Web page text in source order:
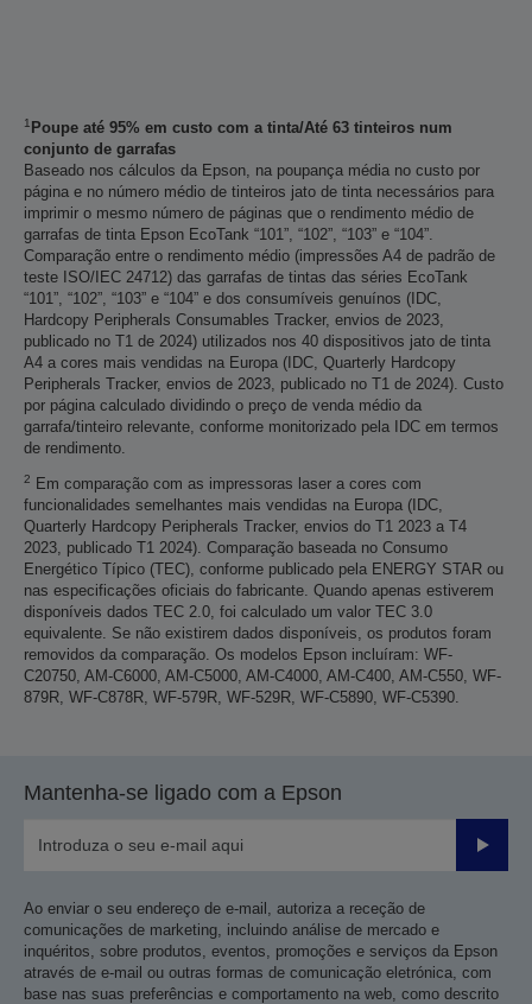
1 Poupe até 95% em custo com a tinta/Até 63 tinteiros num
conjunto de garrafas
Baseado nos cálculos da Epson, na poupança média no custo por
página e no número médio de tinteiros jato de tinta necessários para
imprimir o mesmo número de páginas que o rendimento médio de
garrafas de tinta Epson EcoTank “101”, “102”, “103” e “104”.
Comparação entre o rendimento médio (impressões A4 de padrão de
teste ISO/IEC 24712) das garrafas de tintas das séries EcoTank
“101”, “102”, “103” e “104” e dos consumíveis genuínos (IDC,
Hardcopy Peripherals Consumables Tracker, envios de 2023,
publicado no T1 de 2024) utilizados nos 40 dispositivos jato de tinta
A4 a cores mais vendidas na Europa (IDC, Quarterly Hardcopy
Peripherals Tracker, envios de 2023, publicado no T1 de 2024). Custo
por página calculado dividindo o preço de venda médio da
garrafa/tinteiro relevante, conforme monitorizado pela IDC em termos
de rendimento.
2
Em comparação com as impressoras laser a cores com
funcionalidades semelhantes mais vendidas na Europa (IDC,
Quarterly Hardcopy Peripherals Tracker, envios do T1 2023 a T4
2023, publicado T1 2024). Comparação baseada no Consumo
Energético Típico (TEC), conforme publicado pela ENERGY STAR ou
nas especificações oficiais do fabricante. Quando apenas estiverem
disponíveis dados TEC 2.0, foi calculado um valor TEC 3.0
equivalente. Se não existirem dados disponíveis, os produtos foram
removidos da comparação. Os modelos Epson incluíram: WF-
C20750, AM-C6000, AM-C5000, AM-C4000, AM-C400, AM-C550, WF-
879R, WF-C878R, WF-579R, WF-529R, WF-C5890, WF-C5390.
Mantenha-se ligado com a Epson
Enviar
Ao enviar o seu endereço de e-mail, autoriza a receção de
comunicações de marketing, incluindo análise de mercado e
inquéritos, sobre produtos, eventos, promoções e serviços da Epson
através de e-mail ou outras formas de comunicação eletrónica, com
base nas suas preferências e comportamento na web, como descrito